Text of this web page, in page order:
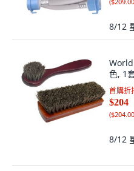
8/12
色, 1
首購折
$204
(
8/12